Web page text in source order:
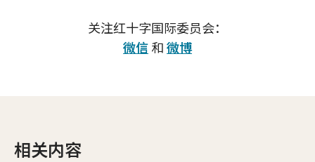
关注红十字国际委员会：
微信和微博
相关内容